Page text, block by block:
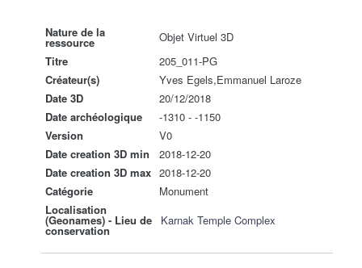
Nature de la
ressource
Objet Virtuel 3D
Titre
205_011-PG
Créateur(s)
Yves Egels,Emmanuel Laroze
Date 3D
20/12/2018
Date archéologique
-1310 - -1150
Version
V0
Date creation 3D min
2018-12-20
Date creation 3D max 2018-12-20
Catégorie
Monument
Localisation
(Geonames) - Lieu de
conservation
Karnak Temple Complex